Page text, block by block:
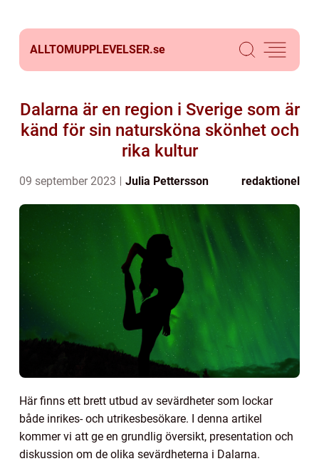
ALLTOMUPPLEVELSER.se
Dalarna är en region i Sverige som är
känd för sin natursköna skönhet och
rika kultur
09 september 2023 Julia Pettersson redaktionel
Här finns ett brett utbud av sevärdheter som lockar
både inrikes- och utrikesbesökare. I denna artikel
kommer vi att ge en grundlig översikt, presentation och
diskussion om de olika sevärdheterna i Dalarna.